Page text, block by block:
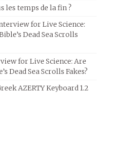
les temps de la fin ?
for Live Science:
Dead Sea Scrolls
for Live Science: Are
Dead Sea Scrolls Fakes?
AZERTY Keyboard 1.2